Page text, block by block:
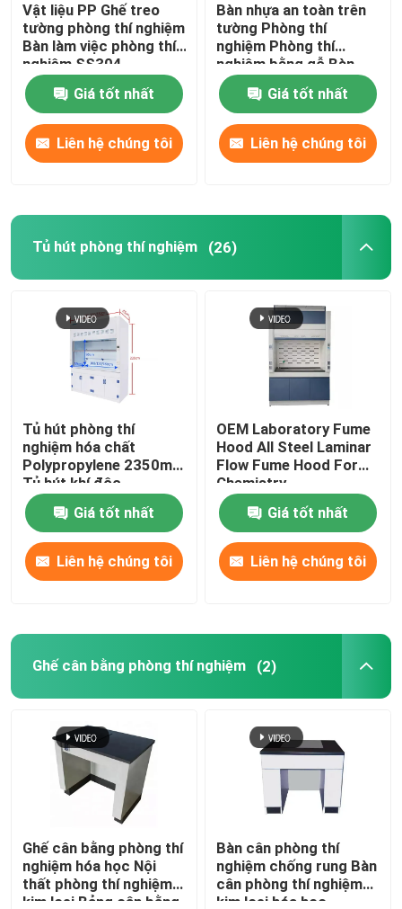
Vật liệu PP Ghế treo
tường phòng thí nghiệm
Bàn làm việc phòng thí
nghiệm SS304
Giá tốt nhất
Liên hệ chúng tôi
Bàn nhựa an toàn trên
tường Phòng thí
nghiệm Phòng thí
nghiệm bằng gỗ Bàn
làm việc Băng ghế dự bị
cho trường học
Giá tốt nhất
Liên hệ chúng tôi
Tủ hút phòng thí nghiệm (26)
Tủ hút phòng thí
nghiệm hóa chất
Polypropylene 2350mm
Tủ hút khí độc
Giá tốt nhất
Liên hệ chúng tôi
OEM Laboratory Fume
Hood All Steel Laminar
Flow Fume Hood For
Chemistry
Giá tốt nhất
Liên hệ chúng tôi
Ghế cân bằng phòng thí nghiệm (2)
Ghế cân bằng phòng thí
nghiệm hóa học Nội
thất phòng thí nghiệm
kim loại Bảng cân bằng
Bàn cân phòng thí
nghiệm chống rung Bàn
cân phòng thí nghiệm
kim loại hóa học